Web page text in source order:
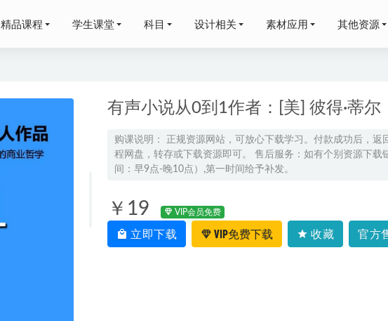
精品课程 学生课堂 科目 设计相关 素材应用 其他资源
有声小说从0到1作者：[美] 彼得·蒂
购课说明： 正规资源网站，可放心下载学习。付款成功后，
程网盘，转存或下载资源即可。 售后服务：如有个别资源下
间：早9点-晚10点）,第一时间给予补发。
￥19 VIP会员免费
立即下载 VIP免费下载 收藏 官方
学魁榜郑珈辰高考地理视频教程+讲义（培优课-专题课-特训课-冲刺课
2024凉学长高三数学押题课
2024年夏梦迪梦想典当铺高考物理押题预测课程 2024-04-21
深度剖析：刘秋龙高二数学网课的显著优势 2025-03-06